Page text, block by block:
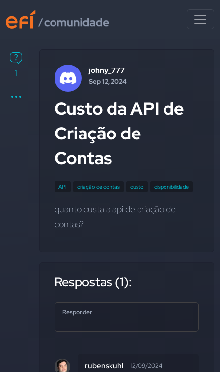
1 johny_777
Sep 12, 2024
Custo da API de
Criação de
Contas
API criação de contas custo disponibilidade
quanto custa a api de criação de
contas?
Respostas (1):
Responder
rubenskuhl 12/09/2024